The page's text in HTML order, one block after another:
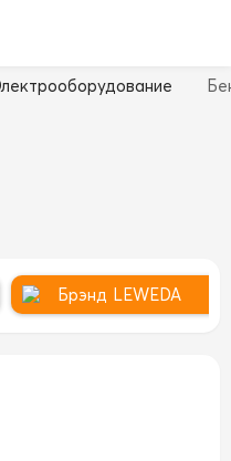
Брэнд LEWEDA